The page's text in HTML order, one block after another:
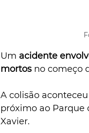
Um acidente
mortos no começo
A colisão
próximo ao Parque
Xavier.